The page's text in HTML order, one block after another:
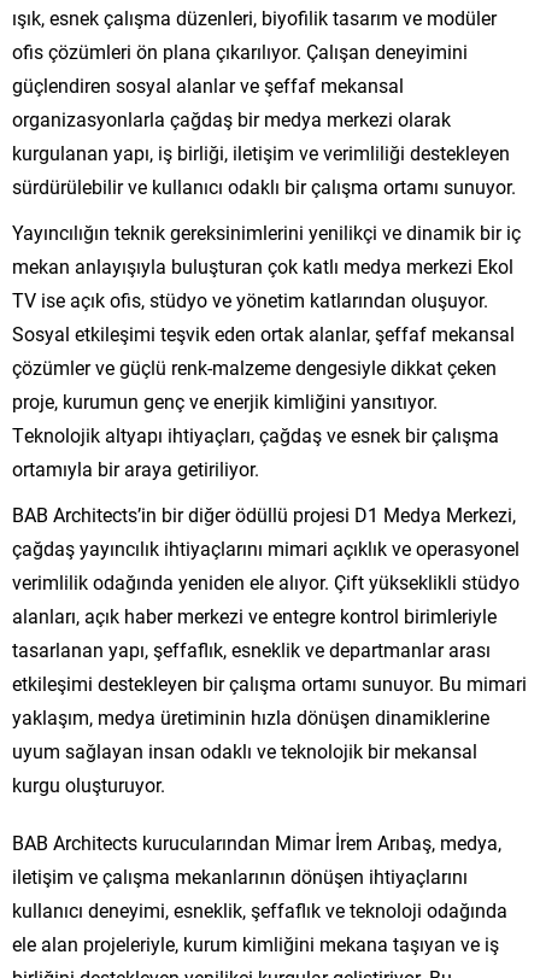
ışık, esnek çalışma düzenleri, biyofilik tasarım ve modüler
ofis çözümleri ön plana çıkarılıyor. Çalışan deneyimini
güçlendiren sosyal alanlar ve şeffaf mekansal
organizasyonlarla çağdaş bir medya merkezi olarak
kurgulanan yapı, iş birliği, iletişim ve verimliliği destekleyen
sürdürülebilir ve kullanıcı odaklı bir çalışma ortamı sunuyor.
Yayıncılığın teknik gereksinimlerini yenilikçi ve dinamik bir iç
mekan anlayışıyla buluşturan çok katlı medya merkezi Ekol
TV ise açık ofis, stüdyo ve yönetim katlarından oluşuyor.
Sosyal etkileşimi teşvik eden ortak alanlar, şeffaf mekansal
çözümler ve güçlü renk-malzeme dengesiyle dikkat çeken
proje, kurumun genç ve enerjik kimliğini yansıtıyor.
Teknolojik altyapı ihtiyaçları, çağdaş ve esnek bir çalışma
ortamıyla bir araya getiriliyor.
BAB Architects’in bir diğer ödüllü projesi D1 Medya Merkezi,
çağdaş yayıncılık ihtiyaçlarını mimari açıklık ve operasyonel
verimlilik odağında yeniden ele alıyor. Çift yükseklikli stüdyo
alanları, açık haber merkezi ve entegre kontrol birimleriyle
tasarlanan yapı, şeffaflık, esneklik ve departmanlar arası
etkileşimi destekleyen bir çalışma ortamı sunuyor. Bu mimari
yaklaşım, medya üretiminin hızla dönüşen dinamiklerine
uyum sağlayan insan odaklı ve teknolojik bir mekansal
kurgu oluşturuyor.
BAB Architects kurucularından Mimar İrem Arıbaş, medya,
iletişim ve çalışma mekanlarının dönüşen ihtiyaçlarını
kullanıcı deneyimi, esneklik, şeffaflık ve teknoloji odağında
ele alan projeleriyle, kurum kimliğini mekana taşıyan ve iş